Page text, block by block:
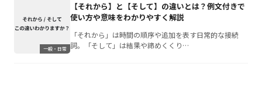
一般・日常
【それから】と【そして】の違いとは？例文付きで
使い方や意味をわかりやすく解説
「それから」は時間の順序や追加を表す日常的な接続
詞。「そして」は結果や締めくくり…